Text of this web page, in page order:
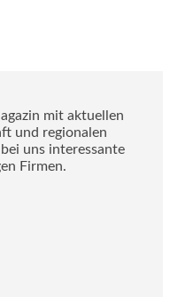
mit aktuellen
und regionalen
uns interessante
Firmen.